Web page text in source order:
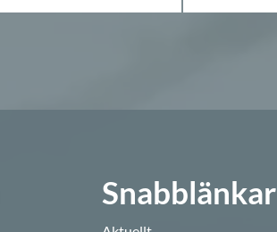
Snabblänkar